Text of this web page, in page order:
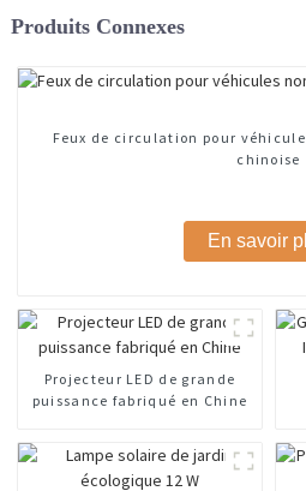
Produits Connexes
Feux de circulation pour
chinoise
En savoir
Projecteur LED de grande
puissance fabriqué en Chine